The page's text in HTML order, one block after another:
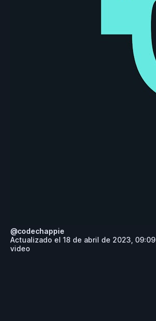
@codechappie
Actualizado el 18 de abril de 2023, 09:09
video